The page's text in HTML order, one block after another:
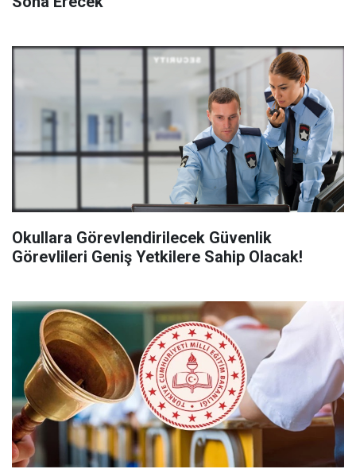
Okullara Görevlendirilecek Güvenlik
Görevlileri Geniş Yetkilere Sahip Olacak!